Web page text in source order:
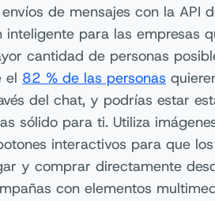
de mensajes con la API
inteligente para las empresas
cantidad de personas
el 82 % de las personas
del chat, y podrías estar
sólido para ti. Utiliza
interactivos para que
y comprar directamente
con elementos